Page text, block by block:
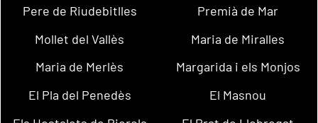
Pere de Riudebitlles
Premià de Mar
Mollet del Vallès
Maria de Miralles
Maria de Merlès
Margarida i els Monjos
El Pla del Penedès
El Masnou